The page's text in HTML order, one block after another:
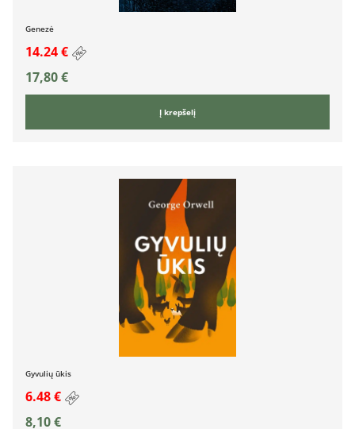
Genezė
14.24 €
17,80€
Į krepšelį
Gyvulių ūkis
6.48 €
8,10€